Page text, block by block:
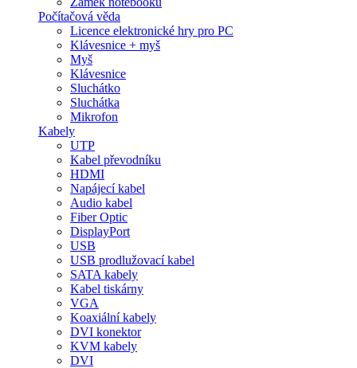
Počítačová věda
Licence elektronické hry pro PC
Klávesnice + myš
Myš
Klávesnice
Sluchátko
Sluchátka
Mikrofon
Kabely
UTP
Kabel převodníku
HDMI
Napájecí kabel
Audio kabel
Fiber Optic
DisplayPort
USB
USB prodlužovací kabel
SATA kabely
Kabel tiskárny
VGA
Koaxiální kabely
DVI konektor
KVM kabely
DVI